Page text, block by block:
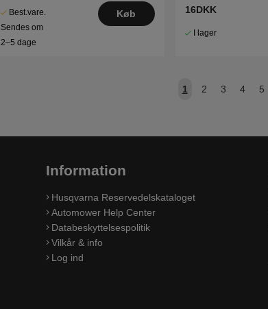
Best.vare.
Sendes om
2–5 dage
Køb 16DKK
I lager
1 2 3 4 5
Information
Husqvarna Reservedelskataloget
Automower Help Center
Databeskyttelsespolitik
Vilkår & info
Log ind